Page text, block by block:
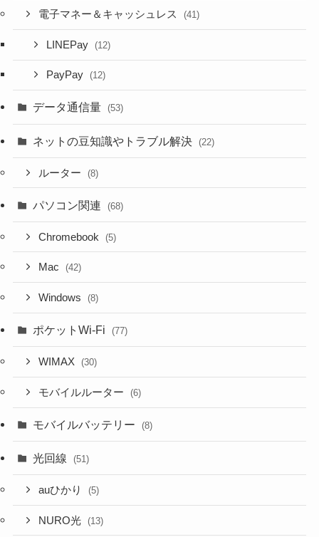
電子マネー＆キャッシュレス (41)
LINEPay (12)
PayPay (12)
データ通信量 (53)
ネットの豆知識やトラブル解決 (22)
ルーター (8)
パソコン関連 (68)
Chromebook (5)
Mac (42)
Windows (8)
ポケットWi-Fi (77)
WIMAX (30)
モバイルルーター (6)
モバイルバッテリー (8)
光回線 (51)
auひかり (5)
NURO光 (13)